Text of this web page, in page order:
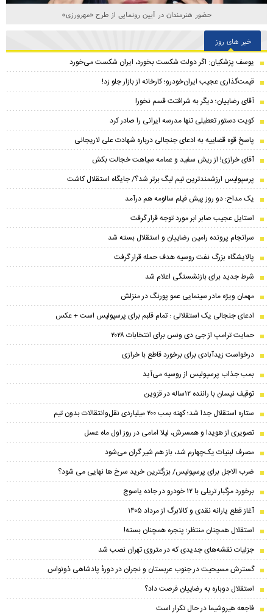
حضور هنرمندان در آیین رونمایی از طرح «مهرورزی»
خبر های روز
یوسف پزشکیان: اگر دولت شکست بخورد، ایران شکست می‌خورد
قیمت‌گذاری عجیب ایران‌خودرو؛ کارخانه از بازار جلو زد!
آقای رضاییان؛ دیگر به شرافتت قسم نخور!
کویت دستور تعطیلی تنها مدرسه ایرانی را صادر کرد
پاسخ قوه قضاییه به ادعای جنجالی درباره شهادت علی لاریجانی
آقای خرازی! از ریش سفید و عمامه سیاهت خجالت بکش
پرسپولیس ارزشمندترین تیم لیگ برتر شد؟/ جایگاه استقلال کاشت
یک مداح: دو روز پیش فیلم سالومه هم درآمد
استایل عجیب صابر ابر مورد توجه قرار گرفت
سرانجام پرونده رامین رضاییان و استقلال بسته شد
پالایشگاه بزرگ نفت روسیه هدف حمله قرار گرفت
شرط جدید برای بازنشستگی اعلام شد
مهمان ویژه مادر سینمایی عمو پورنگ در منزلش
ادعای جنجالی یک استقلالی : تمام قلبم برای پرسپولیس است + عکس
حمایت ترامپ از جی دی ونس برای انتخابات ۲۰۲۸
درخواست زیدآبادی برای برخورد قاطع با خرازی
بمب جذاب پرسپولیس از روسیه می‌آید
توقیف نیسان با راننده ۱۲ساله در قزوین
ستاره استقلال جدا شد؛ کهنه بمب ۲۰۰ میلیاردی نقل‌وانتقالات بدون تیم
تصویری از هویدا و همسرش، لیلا امامی در روز اول ماه عسل
مصرف لبنیات یک‌چهارم شد، باز هم شیر گران می‌شود
ضرب الاجل برای پرسپولیس/ بزرگترین خرید سرخ ها نهایی می شود؟
برخورد مرگبار تریلی با ۱۲ خودرو در جاده یاسوج
آغاز قطع یارانه نقدی و کالابرگ از مرداد ۱۴۰۵
استقلال همچنان منتظر؛ پنجره همچنان بسته!
جزئیات نقشه‌های جدیدی که در متروی تهران نصب شد
گسترش مسیحیت در جنوب عربستان و نجران در دورهٔ پادشاهی ذونواس
استقلال دوباره به رضاییان فرصت داد؟
فاجعه هیروشیما در حال تکرار است